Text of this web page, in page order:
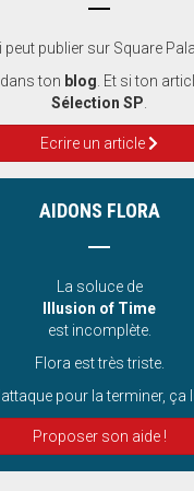
publier sur Square
ton blog . Et si ton
Sélection SP
Ecrire un article
AIDONS FLORA
La soluce de
Illusion of Time
est incomplète.
Flora est très triste.
pour la terminer, ça
Proposer son aide !